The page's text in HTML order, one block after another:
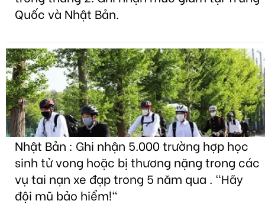
Quốc và Nhật Bản.
Nhật Bản : Ghi nhận 5.000 trường hợp học
sinh tử vong hoặc bị thương nặng trong các
vụ tai nạn xe đạp trong 5 năm qua . "Hãy
đội mũ bảo hiểm!"